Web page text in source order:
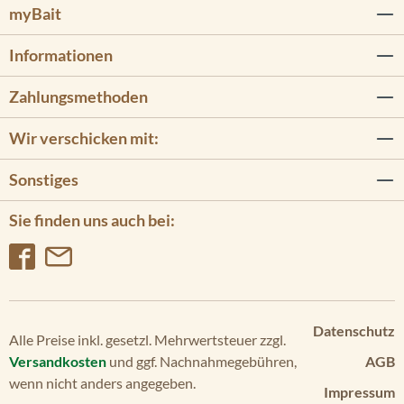
11
2
rD
e/
45
lb/
12
V/
va
Po
we
myBait
Informationen
Sie finden uns auch bei:
Zahlungsmethoden
Wir verschicken mit:
Sonstiges
Datenschutz
AGB
Impressum
Alle Preise inkl. gesetzl. Mehrwertsteuer zzgl.
Versandkosten und ggf. Nachnahmegebühren,
wenn nicht anders angegeben.